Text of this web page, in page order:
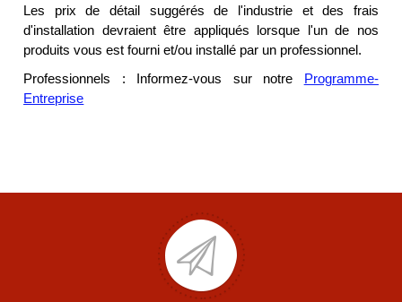
Les prix de détail suggérés de l'industrie et des frais
d'installation devraient être appliqués lorsque l'un de nos
produits vous est fourni et/ou installé par un professionnel.
Professionnels : Informez-vous sur notre Programme-
Entreprise